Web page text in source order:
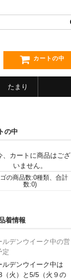
カートの中
たまり
の中
、カートに商品はござ
いません。
の商品数:0種類、合計
数:0)
着情報
ルデンウイーク中の営
定
ルデンウイーク中は
（火）と5/5（火９の